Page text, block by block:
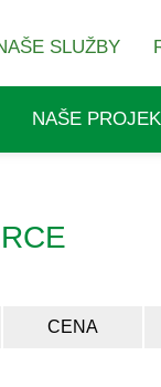
SLUŽBY
NAŠE
CENA